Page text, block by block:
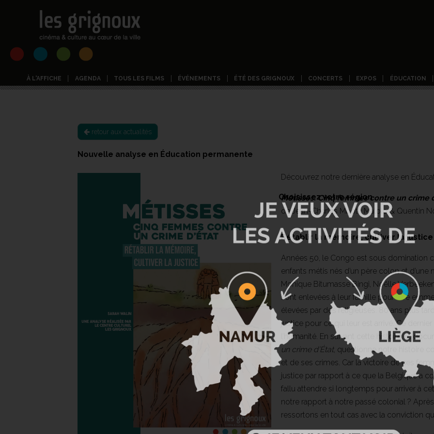
À L'AFFICHE AGENDA TOUS LES FILMS ÉVÉNEMENTS ÉTÉ DES GRIGNOUX CONCERTS EXPOS ÉDUCATION
retour aux actualités
Nouvelle analyse en Éducation permanente
Découvrez notre dernière analyse en
Métisses. Cinq femmes contre un crime
de Jean-Charles Mbotti Malolo & Quentin
Rétablir la mémoire, cultiver la justice
Années 50, le Congo est sous domination
enfants métis nés d’un père colon et d’une
Monique Bitumasse Bingi, Noëlle
sont enlevées à leur famille pour être
élevées par des religieuses. 80 ans plus
justice pour ce qui leur est arrivé. Ce
l’humanité. En suivant cette histoire, le
un crime d’État, questionne notre histoire
et de ses crimes. Car la victoire de ces
justice par rapport à ce que la Belgique a
fallu attendre si longtemps pour arriver à
notre rapport à notre passé colonial ?
ressortons en tout cas avec la conviction
Choisissez votre région